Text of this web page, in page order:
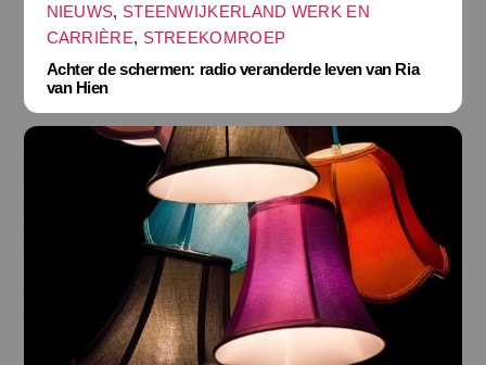
NIEUWS, STEENWIJKERLAND WERK EN
CARRIÈRE, STREEKOMROEP
Achter de schermen: radio veranderde leven van Ria
van Hien